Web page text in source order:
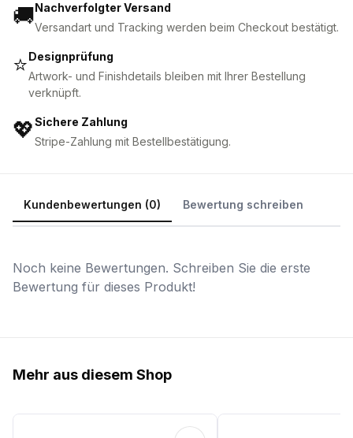
🚚Nachverfolgter Versand
Versandart und Tracking werden beim Checkout bestätigt.
⭐Designprüfung
Artwork- und Finishdetails bleiben mit Ihrer Bestellung
verknüpft.
💖Sichere Zahlung
Stripe-Zahlung mit Bestellbestätigung.
Kundenbewertungen (0) Bewertung schreiben
Noch keine Bewertungen. Schreiben Sie die erste
Bewertung für dieses Produkt!
Mehr aus diesem Shop